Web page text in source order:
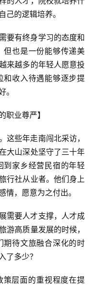
己的逻辑培养。
要有终身学习的态度和
但也是一份能够传递美
来越多的年轻人愿意投
和收入待遇能够逐步提
。
职业尊严】
这些年走南闯北采访，
大山深处坚守了三十年
到家乡经营民宿的年轻
行社从业者。他们身上
情，愿意为之付出。
需要人才支撑，人才成
游高质量发展的时候，
期待文旅融合深化的时
了多少？
层面的重视程度在提